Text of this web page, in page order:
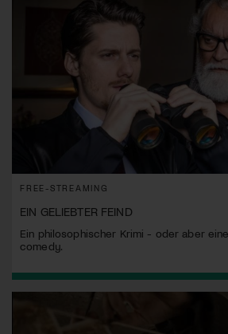
FREE-STREAMING
EIN GELIEBTER FEIND
Ein philosophischer Krimi - oder aber
comedy.